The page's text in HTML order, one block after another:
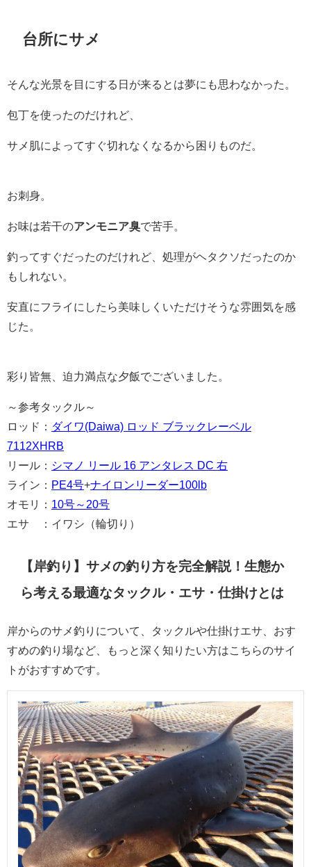
台所にサメ
そんな光景を目にする日が来るとは夢にも思わなかった。
包丁を使ったのだけれど、
サメ肌によってすぐ切れなくなるから困りものだ。
お刺身。
お味は若干のアンモニア臭で苦手。
釣ってすぐだったのだけれど、処理がヘタクソだったのか
もしれない。
安直にフライにしたら美味しくいただけそうな雰囲気を感
じた。
彩り皆無、迫力満点な夕飯でございました。
～参考タックル～
ロッド： ダイワ(Daiwa) ロッド ブラックレーベル
7112XHRB
リール： シマノ リール 16 アンタレス DC 右
ライン： PE4号+ナイロンリーダー100lb
オモリ： 10号～20号
エサ ：イワシ（輪切り）
【岸釣り】サメの釣り方を完全解説！生態か
ら考える最適なタックル・エサ・仕掛けとは
岸からのサメ釣りについて、タックルや仕掛けエサ、おす
すめの釣り場など、もっと深く知りたい方はこちらのサイ
トがおすすめです。